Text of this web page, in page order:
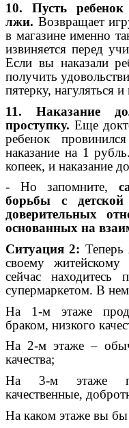
10. Пусть ребенок
лжи. Возвращает
в магазине именно
извиняется перед
Если вы наказали
получить
пятерку, нагуляться
11. Наказание
проступку. Еще
ребенок
наказание на 1
копеек, и наказание
- Но запомните,
борьбы с
доверительных
основанных на
Ситуация 2: Теперь
своему
сейчас
супермаркетом. В
На 1-м этаже
браком, низкого
На 2-м этаже –
качества;
На 3-м этаже
качественные,
На каком этаже вы бы